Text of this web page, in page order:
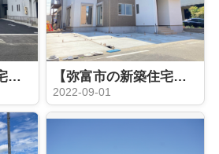
【弥富市の新築住宅】 完成♪弥富市 五明第３ 全２棟 【弥富市の新築住宅】完成5LDK！弥富市前ヶ平 全１棟
2022-09-01